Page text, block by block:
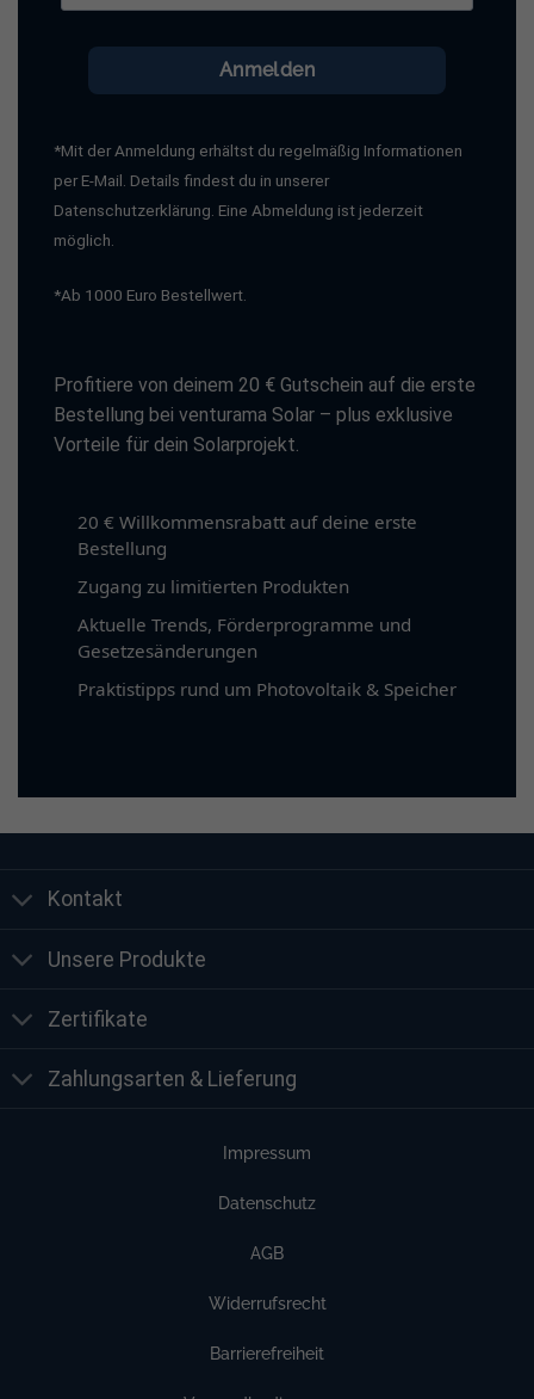
Anmelden
*Mit der Anmeldung erhältst du regelmäßig Informationen
per E-Mail. Details findest du in unserer
Datenschutzerklärung. Eine Abmeldung ist jederzeit
möglich.
*Ab 1000 Euro Bestellwert.
Profitiere von deinem 20 € Gutschein auf die erste
Bestellung bei venturama Solar – plus exklusive
Vorteile für dein Solarprojekt.
20 € Willkommensrabatt auf deine erste
Bestellung
Zugang zu limitierten Produkten
Aktuelle Trends, Förderprogramme und
Gesetzesänderungen
Praktistipps rund um Photovoltaik & Speicher
Kontakt
Unsere Produkte
Zertifikate
Zahlungsarten & Lieferung
Impressum
Datenschutz
AGB
Widerrufsrecht
Barrierefreiheit